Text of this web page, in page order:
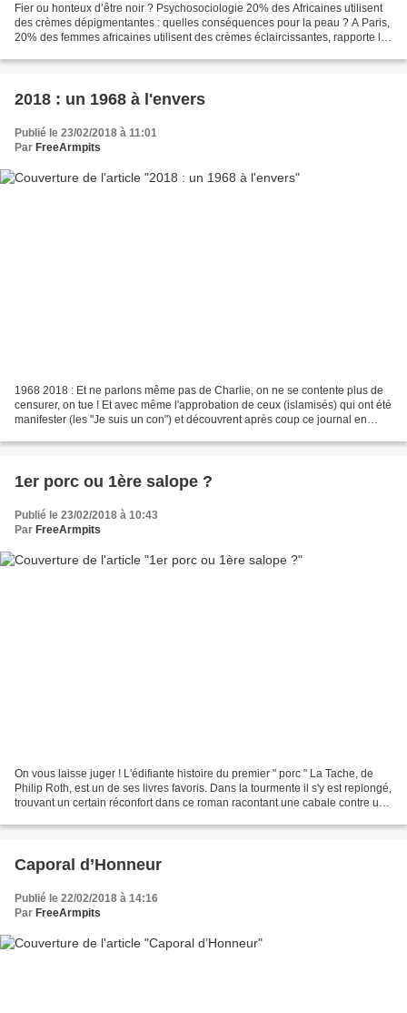
Fier ou honteux d’être noir ? Psychosociologie 20% des Africaines utilisent
des crèmes dépigmentantes : quelles conséquences pour la peau ? A Paris,
20% des femmes africaines utilisent des crèmes éclaircissantes, rapporte la
2018 : un 1968 à l'envers
Publié le 23/02/2018 à 11:01
Par FreeArmpits
1968 2018 : Et ne parlons même pas de Charlie, on ne se contente plus de
censurer, on tue ! Et avec même l'approbation de ceux (islamisés) qui ont été
manifester (les "Je suis un con") et découvrent après coup ce journal en
1er porc ou 1ère salope ?
Publié le 23/02/2018 à 10:43
Par FreeArmpits
On vous laisse juger ! L'édifiante histoire du premier " porc " La Tache, de
Philip Roth, est un de ses livres favoris. Dans la tourmente il s'y est replongé,
trouvant un certain réconfort dans ce roman racontant une cabale contre un
Caporal d’Honneur
Publié le 22/02/2018 à 14:16
Par FreeArmpits